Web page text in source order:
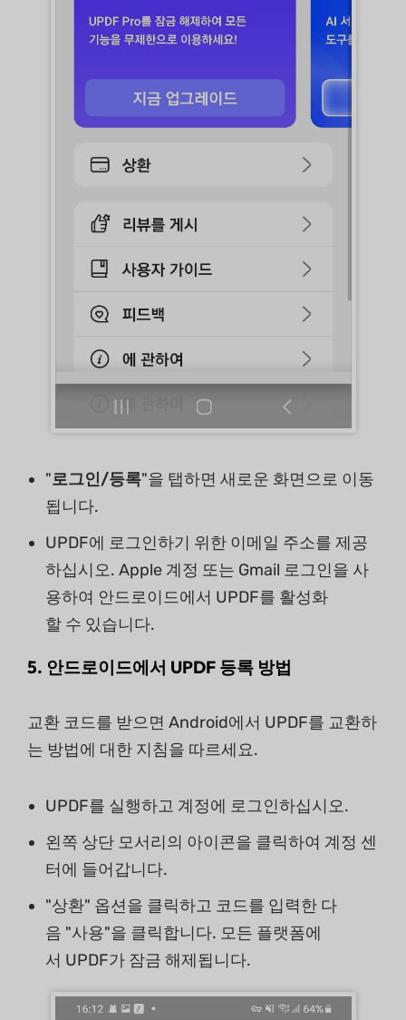
"로그인/등록"을 탭하면 새로운 화면으로 이동
됩니다.
UPDF에 로그인하기 위한 이메일 주소를 제공
하십시오. Apple 계정 또는 Gmail 로그인을 사
용하여 안드로이드에서 UPDF를 활성화
할 수 있습니다.
5. 안드로이드에서 UPDF 등록 방법
교환 코드를 받으면 Android에서 UPDF를 교환하
는 방법에 대한 지침을 따르세요.
UPDF를 실행하고 계정에 로그인하십시오.
왼쪽 상단 모서리의 아이콘을 클릭하여 계정 센
터에 들어갑니다.
"상환" 옵션을 클릭하고 코드를 입력한 다
음 "사용"을 클릭합니다. 모든 플랫폼에
서 UPDF가 잠금 해제됩니다.